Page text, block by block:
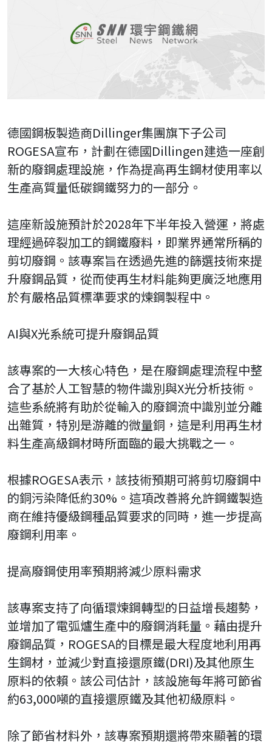
德國鋼板製造商Dillinger集團旗下子公司
ROGESA宣布，計劃在德國Dillingen建造一座創
新的廢鋼處理設施，作為提高再生鋼材使用率以
生產高質量低碳鋼鐵努力的一部分。
這座新設施預計於2028年下半年投入營運，將處
理經過碎裂加工的鋼鐵廢料，即業界通常所稱的
剪切廢鋼。該專案旨在透過先進的篩選技術來提
升廢鋼品質，從而使再生材料能夠更廣泛地應用
於有嚴格品質標準要求的煉鋼製程中。
AI與X光系統可提升廢鋼品質
該專案的一大核心特色，是在廢鋼處理流程中整
合了基於人工智慧的物件識別與X光分析技術。
這些系統將有助於從輸入的廢鋼流中識別並分離
出雜質，特別是游離的微量銅，這是利用再生材
料生產高級鋼材時所面臨的最大挑戰之一。
根據ROGESA表示，該技術預期可將剪切廢鋼中
的銅污染降低約30%。這項改善將允許鋼鐵製造
商在維持優級鋼種品質要求的同時，進一步提高
廢鋼利用率。
提高廢鋼使用率預期將減少原料需求
該專案支持了向循環煉鋼轉型的日益增長趨勢，
並增加了電弧爐生產中的廢鋼消耗量。藉由提升
廢鋼品質，ROGESA的目標是最大程度地利用再
生鋼材，並減少對直接還原鐵(DRI)及其他原生
原料的依賴。該公司估計，該設施每年將可節省
約63,000噸的直接還原鐵及其他初級原料。
除了節省材料外，該專案預期還將帶來顯著的環